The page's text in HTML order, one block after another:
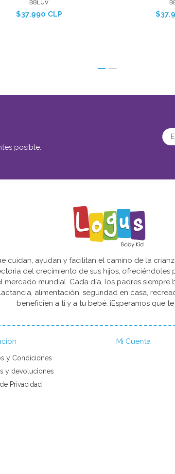
BBLUV
$37.990 CLP
posible.
cuidan, ayudan y facilitan el camino de la
del crecimiento de sus hijos,
mundial. Cada día, los padres siempre
alimentación, seguridad en casa,
beneficien a ti y a tu bebé. ¡Esperamos que
y Condiciones
y devoluciones
Privacidad
Mi Cuenta